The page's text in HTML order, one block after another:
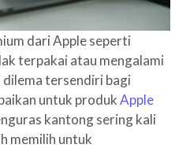
dari Apple seperti
terpakai atau mengalami
tersendiri bagi
untuk produkApple
kantong sering kali
memilih untuk